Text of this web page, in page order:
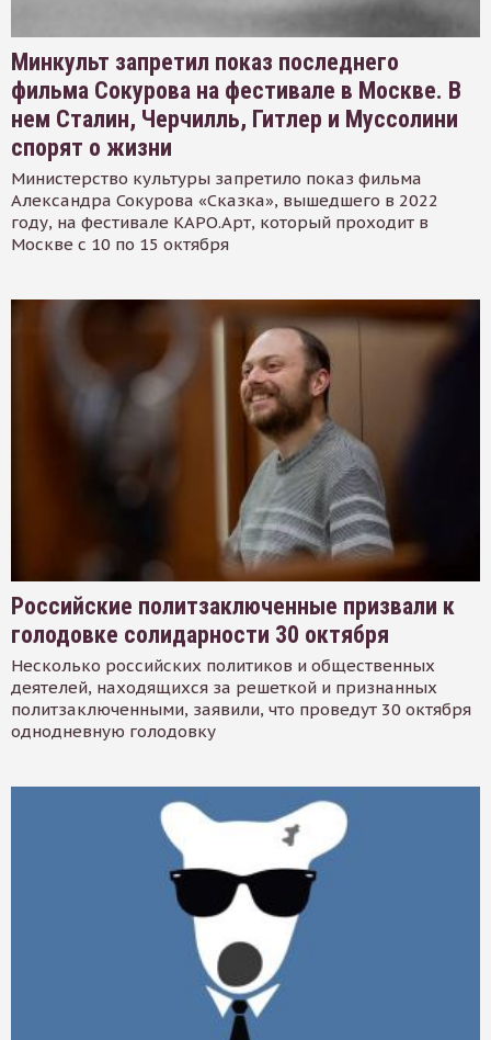
Минкульт запретил показ последнего
фильма Сокурова на фестивале в Москве. В
нем Сталин, Черчилль, Гитлер и Муссолини
спорят о жизни
Министерство культуры запретило показ фильма
Александра Сокурова «Сказка», вышедшего в 2022
году, на фестивале КАРО.Арт, который проходит в
Москве с 10 по 15 октября
Российские политзаключенные призвали к
голодовке солидарности 30 октября
Несколько российских политиков и общественных
деятелей, находящихся за решеткой и признанных
политзаключенными, заявили, что проведут 30 октября
однодневную голодовку